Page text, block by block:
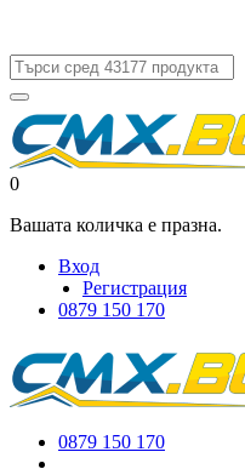
0
Вашата количка е празна.
Вход
Регистрация
0879 150 170
0879 150 170